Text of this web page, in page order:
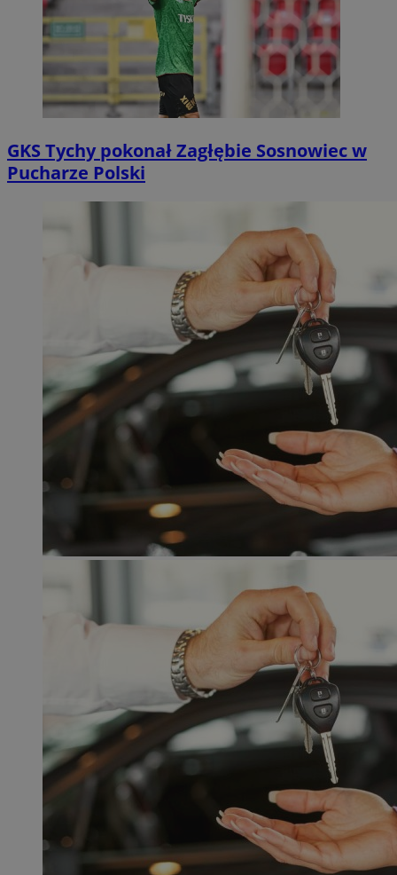
GKS Tychy pokonał Zagłębie Sosnowiec w
Pucharze Polski